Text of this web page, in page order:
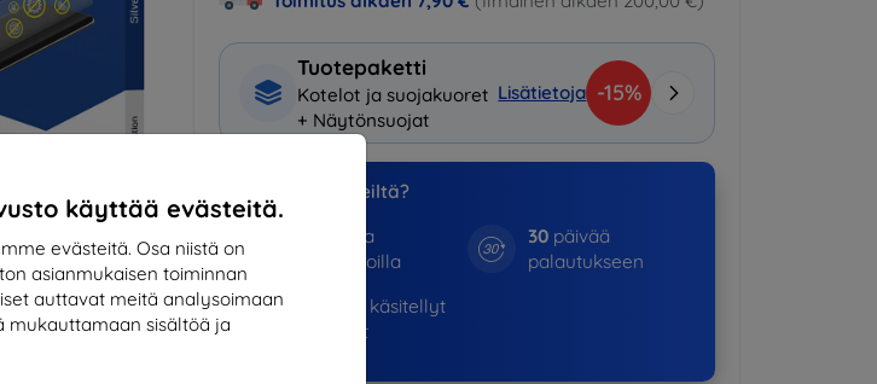
käyttää evästeitä.
evästeitä. Osa niistä on
asianmukaisen toiminnan
auttavat meitä analysoimaan
mukauttamaan sisältöä ja
Tuotepaketti
Kotelot ja suojakuoret
+ Näytönsuojat
Lisätietoja -15%
Miksi ostaa meiltä?
vuotta
markkinoilla
30päivää
palautukseen
käsitellyt
tilaukset